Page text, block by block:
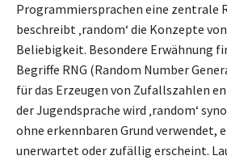
Programmiersprachen eine zentrale
beschreibt ‚random‘ die Konzepte
Beliebigkeit. Besondere Erwähnung
Begriffe RNG (Random Number
für das Erzeugen von Zufallszahlen
der Jugendsprache wird ‚random‘
ohne erkennbaren Grund verwendet,
unerwartet oder zufällig erscheint.